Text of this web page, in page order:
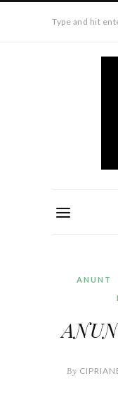
Type and hit
ANUNT
By